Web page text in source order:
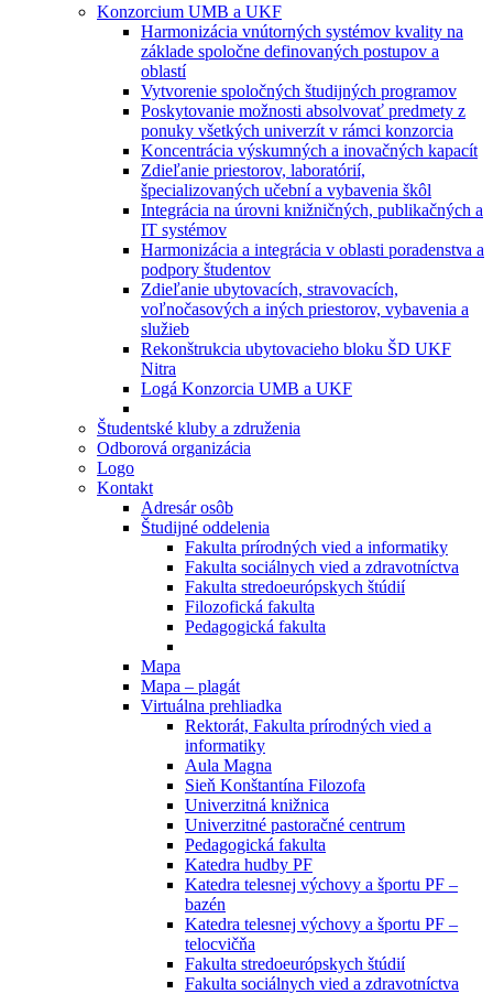
Konzorcium UMB a UKF
Harmonizácia vnútorných systémov kvality na
základe spoločne definovaných postupov a
oblastí
Vytvorenie spoločných študijných programov
Poskytovanie možnosti absolvovať predmety z
ponuky všetkých univerzít v rámci konzorcia
Koncentrácia výskumných a inovačných kapacít
Zdieľanie priestorov, laboratórií,
špecializovaných učební a vybavenia škôl
Integrácia na úrovni knižničných, publikačných a
IT systémov
Harmonizácia a integrácia v oblasti poradenstva a
podpory študentov
Zdieľanie ubytovacích, stravovacích,
voľnočasových a iných priestorov, vybavenia a
služieb
Rekonštrukcia ubytovacieho bloku ŠD UKF
Nitra
Logá Konzorcia UMB a UKF
Študentské kluby a združenia
Odborová organizácia
Logo
Kontakt
Adresár osôb
Študijné oddelenia
Fakulta prírodných vied a informatiky
Fakulta sociálnych vied a zdravotníctva
Fakulta stredoeurópskych štúdií
Filozofická fakulta
Pedagogická fakulta
Mapa
Mapa – plagát
Virtuálna prehliadka
Rektorát, Fakulta prírodných vied a
informatiky
Aula Magna
Sieň Konštantína Filozofa
Univerzitná knižnica
Univerzitné pastoračné centrum
Pedagogická fakulta
Katedra hudby PF
Katedra telesnej výchovy a športu PF –
bazén
Katedra telesnej výchovy a športu PF –
telocvičňa
Fakulta stredoeurópskych štúdií
Fakulta sociálnych vied a zdravotníctva